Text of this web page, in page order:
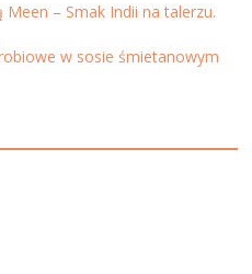
– Smak Indii na talerzu.
w sosie śmietanowym